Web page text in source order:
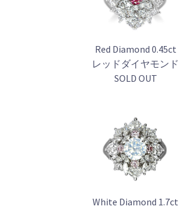
Red Diamond 0.45ct
レッドダイヤモンド
SOLD OUT
White Diamond 1.7ct